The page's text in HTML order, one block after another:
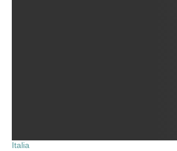
Italia